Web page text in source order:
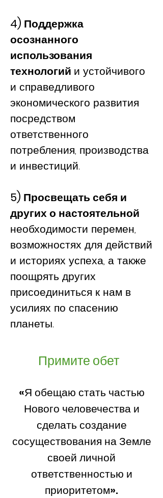
4) Поддержка
осознанного
использования
технологий и устойчивого
и справедливого
экономического развития
посредством
ответственного
потребления, производства
и инвестиций.
5) Просвещать себя и
других о настоятельной
необходимости перемен,
возможностях для действий
и историях успеха, а также
поощрять других
присоединиться к нам в
усилиях по спасению
планеты.
Примите обет
«Я обещаю стать частью
Нового человечества и
сделать создание
сосуществования на Земле
своей личной
ответственностью и
приоритетом».